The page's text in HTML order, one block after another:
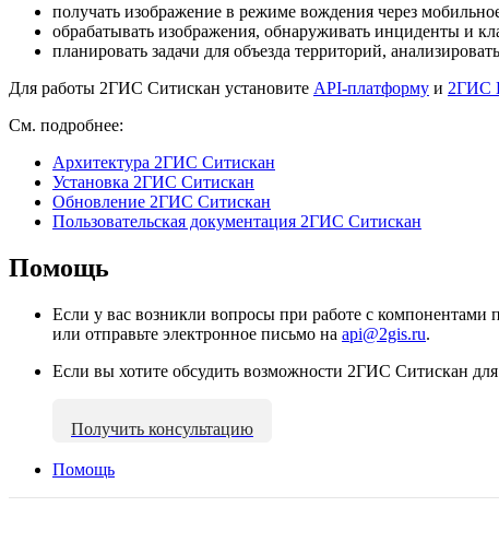
получать изображение в режиме вождения через
обрабатывать изображения, обнаруживать инциденты и
планировать задачи для объезда территорий,
Для работы 2ГИС Ситискан установите API-платформу и 2ГИС
См. подробнее:
Архитектура 2ГИС Ситискан
Установка 2ГИС Ситискан
Обновление 2ГИС Ситискан
Пользовательская документация 2ГИС Ситискан
Помощь
Если у вас возникли вопросы при работе с компонентами
или отправьте электронное письмо на api@2gis.ru.
Если вы хотите обсудить возможности 2ГИС Ситискан
Получить консультацию
Помощь